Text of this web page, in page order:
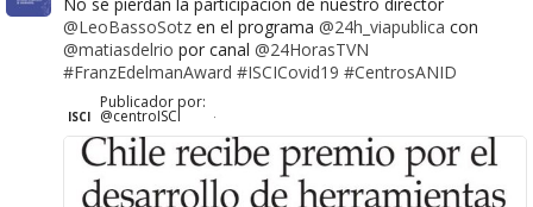
No se pierdan la participación de nuestro director
@LeoBassoSotz en el programa @24h_viapublica con
@matiasdelrio por canal @24HorasTVN
#FranzEdelmanAward #ISCICovid19 #CentrosANID
ISCI
Publicador por:
@centroISCI ·